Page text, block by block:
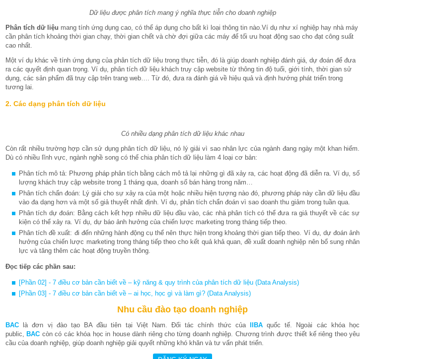
Dữ liệu được phân tích mang ý nghĩa thực tiễn cho doanh nghiệp
Phân tích dữ liệu mang tính ứng dụng cao, có thể áp dụng cho bất kì loại thông tin nào.Ví dụ như xí nghiệp hay nhà máy
cần phân tích khoảng thời gian chạy, thời gian chết và chờ đợi giữa các máy để tối ưu hoạt động sao cho đạt công suất
cao nhất.
Một ví dụ khác về tính ứng dụng của phân tích dữ liệu trong thực tiễn, đó là giúp doanh nghiệp đánh giá, dự đoán để đưa
ra các quyết định quan trọng. Ví dụ, phân tích dữ liệu khách truy cập website từ thông tin độ tuổi, giới tính, thời gian sử
dụng, các sản phẩm đã truy cập trên trang web…. Từ đó, đưa ra đánh giá về hiệu quả và định hướng phát triển trong
tương lai.
2. Các dạng phân tích dữ liệu
Có nhiều dạng phân tích dữ liệu khác nhau
Còn rất nhiều trường hợp cần sử dụng phân tích dữ liệu, nó lý giải vì sao nhân lực của ngành đang ngày một khan hiếm.
Dù có nhiều lĩnh vực, ngành nghề song có thể chia phân tích dữ liệu làm 4 loại cơ bản:
Phân tích mô tả: Phương pháp phân tích bằng cách mô tả lại những gì đã xảy ra, các hoạt động đã diễn ra. Ví dụ, số
lượng khách truy cập website trong 1 tháng qua, doanh số bán hàng trong năm…
Phân tích chẩn đoán: Lý giải cho sự xảy ra của một hoặc nhiều hiện tượng nào đó, phương pháp này cần dữ liệu đầu
vào đa dạng hơn và một số giả thuyết nhất định. Ví dụ, phân tích chẩn đoán vì sao doanh thu giảm trong tuần qua.
Phân tích dự đoán: Bằng cách kết hợp nhiều dữ liệu đầu vào, các nhà phân tích có thể đưa ra giả thuyết về các sự
kiện có thể xảy ra. Ví dụ, dự báo ảnh hưởng của chiến lược marketing trong tháng tiếp theo.
Phân tích đề xuất: đi đến những hành động cụ thể nên thực hiện trong khoảng thời gian tiếp theo. Ví dụ, dự đoán ảnh
hưởng của chiến lược marketing trong tháng tiếp theo cho kết quả khả quan, đề xuất doanh nghiệp nên bổ sung nhân
lực và tăng thêm các hoạt động truyền thông.
Đọc tiếp các phần sau:
[Phần 02] - 7 điều cơ bản cần biết về – kỹ năng & quy trình của phân tích dữ liệu (Data Analysis)
[Phần 03] - 7 điều cơ bản cần biết về – ai học, học gì và làm gì? (Data Analysis)
Nhu cầu đào tạo doanh nghiệp
BAC là đơn vị đào tạo BA đầu tiên tại Việt Nam. Đối tác chính thức của IIBAquốc tế. Ngoài các khóa học
public, BAC còn có các khóa học in house dành riêng cho từng doanh nghiệp. Chương trình được thiết kế riêng theo yêu
cầu của doanh nghiệp, giúp doanh nghiệp giải quyết những khó khăn và tư vấn phát triển.